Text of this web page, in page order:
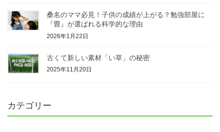
桑名のママ必見！子供の成績が上がる？勉強部屋に
『畳』が選ばれる科学的な理由
2026年1月22日
古くて新しい素材「い草」の秘密
2025年11月20日
カテゴリー